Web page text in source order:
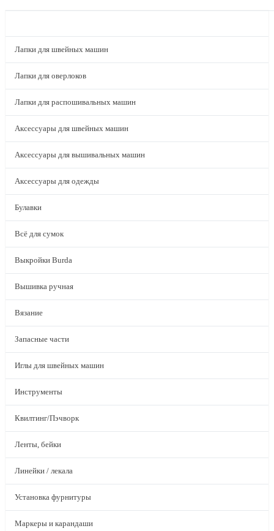
Лапки для швейных машин
Лапки для оверлоков
Лапки для распошивальных машин
Аксессуары для швейных машин
Аксессуары для вышивальных машин
Аксессуары для одежды
Булавки
Всё для сумок
Выкройки Burda
Вышивка ручная
Вязание
Запасные части
Иглы для швейных машин
Инструменты
Квилтинг/Пэчворк
Ленты, бейки
Линейки / лекала
Установка фурнитуры
Маркеры и карандаши